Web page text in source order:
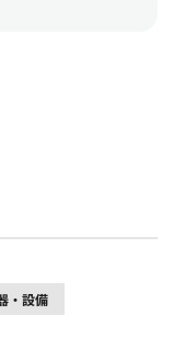
・設備